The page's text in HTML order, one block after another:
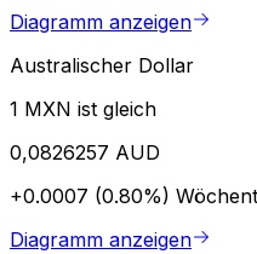
Diagramm anzeigen
Australischer Dollar
1 MXN ist gleich
0,0826257 AUD
+0.0007 (0.80%)
Diagramm anzeigen